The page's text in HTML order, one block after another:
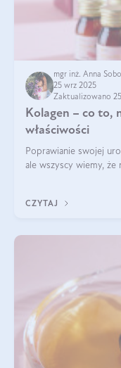
mgr inż. Anna Sobol
25 wrz 2025
Zaktualizowano
Kolagen – co to,
właściwości
Poprawianie swojej
ale wszyscy wiemy, że
wysokiej jakości suplem
CZYTAJ